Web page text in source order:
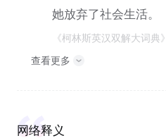
她放弃了社会生活。
《柯林斯英汉双解大词典》
查看更多
网络释义